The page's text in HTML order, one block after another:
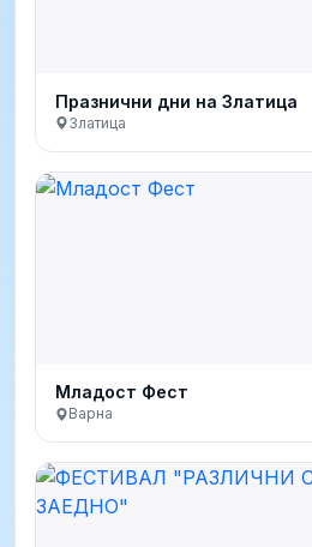
Празнични дни на Златица
Златица
Младост Фест
Варна